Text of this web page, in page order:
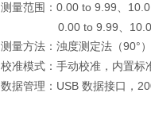
测量范围：0.00 to 9.99、
0.00 to 9.99、10.0 to
测量方法：浊度测定法 （90°
校准模式：手动校准，内置标
数据管理： USB 数据接口，